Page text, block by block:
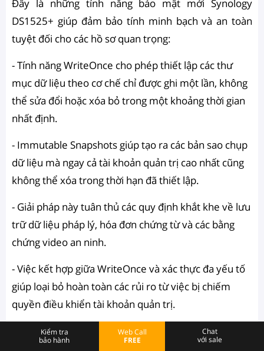
Đây là những tính năng bảo mật mới Synology
DS1525+ giúp đảm bảo tính minh bạch và an toàn
tuyệt đối cho các hồ sơ quan trọng:
- Tính năng WriteOnce cho phép thiết lập các thư
mục dữ liệu theo cơ chế chỉ được ghi một lần, không
thể sửa đổi hoặc xóa bỏ trong một khoảng thời gian
nhất định.
- Immutable Snapshots giúp tạo ra các bản sao chụp
dữ liệu mà ngay cả tài khoản quản trị cao nhất cũng
không thể xóa trong thời hạn đã thiết lập.
- Giải pháp này tuân thủ các quy định khắt khe về lưu
trữ dữ liệu pháp lý, hóa đơn chứng từ và các bằng
chứng video an ninh.
- Việc kết hợp giữa WriteOnce và xác thực đa yếu tố
giúp loại bỏ hoàn toàn các rủi ro từ việc bị chiếm
quyền điều khiển tài khoản quản trị.
- Tính năng Security Advisor thường xuyên quét hệ
Kiểm tra
bảo hành
Web Call
FREE
Chat
với sale